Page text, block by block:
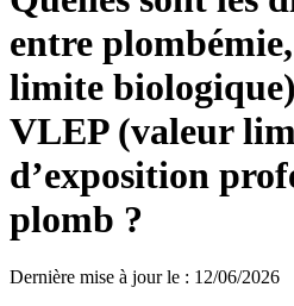
entre
limite
VLEP (valeur
d’exposition
plomb ?
Dernière mise à jour le : 12/06/2026